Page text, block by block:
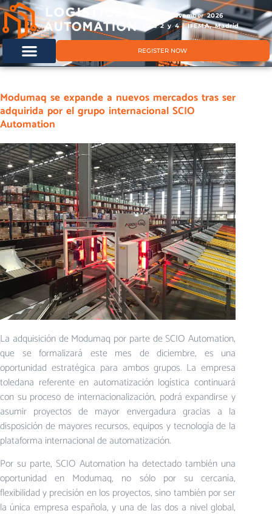
11 & 12 November 2026
Hals 2 y 4 | IFEMA, Madrid
REGISTER NOW
Modumaq se expande a nuevos mercados tras ser
adquirida por el grupo internacional SCIO
Automation
La adquisición de Modumaq por parte de SCIO Automation,
que se formalizará este mes de diciembre, es una
oportunidad estratégica para ambos grupos. La empresa
toledana referente en automatización logística continuará
con su proceso de internacionalización, podrá expandirse y
asumir proyectos de mayor envergadura gracias a la
disposición de mayores recursos, equipos y tecnología de la
plataforma internacional de automatización.
Por su parte, SCIO Automation ha detectado también una
oportunidad en Modumaq, no sólo por su cercanía,
flexibilidad y precisión en los proyectos, sino también por ser
la única empresa española, y una de las dos a nivel global,